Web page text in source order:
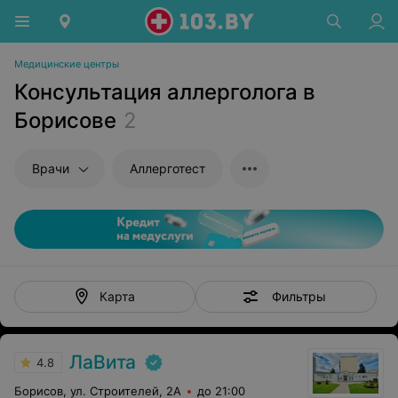
Медицинские центры
Консультация аллерголога в
Борисове 2
Врачи Аллерготест
Карта Фильтры
4.8 ЛаВита
Борисов, ул. Строителей, 2А до 21:00